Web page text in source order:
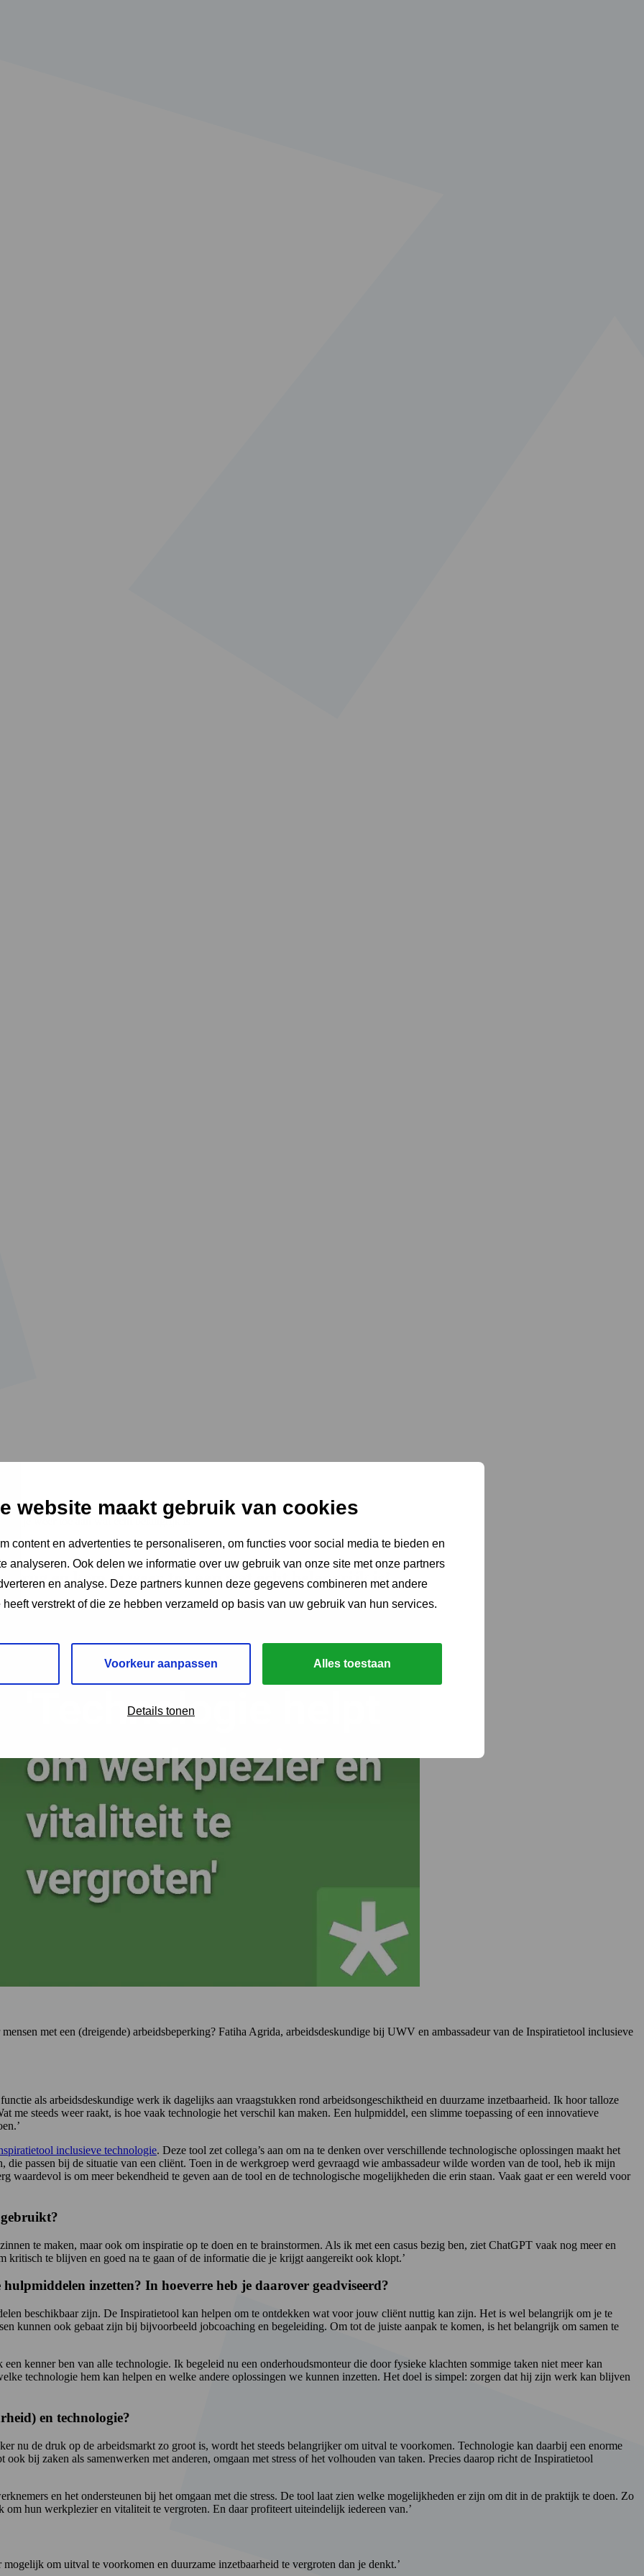
website maakt gebruik van cookies
content en advertenties te personaliseren, om functies voor social media te bieden en
analyseren. Ook delen we informatie over uw gebruik van onze site met onze partners
en analyse. Deze partners kunnen deze gegevens combineren met andere
verstrekt of die ze hebben verzameld op basis van uw gebruik van hun services.
Voorkeur aanpassen Alles toestaan
Details tonen
je weer toe aan wat echt belangrijk is’
en kom je weer toe aan wat echt belangrijk is’
met een (dreigende) arbeidsbeperking? Fatiha Agrida, arbeidsdeskundige bij UWV en ambassadeur van de Inspiratietool inclusieve
als arbeidsdeskundige werk ik dagelijks aan vraagstukken rond arbeidsongeschiktheid en duurzame inzetbaarheid. Ik hoor talloze
me steeds weer raakt, is hoe vaak technologie het verschil kan maken. Een hulpmiddel, een slimme toepassing of een innovatieve
inclusieve technologie. Deze tool zet collega’s aan om na te denken over verschillende technologische oplossingen maakt het
passen bij de situatie van een cliënt. Toen in de werkgroep werd gevraagd wie ambassadeur wilde worden van de tool, heb ik mijn
waardevol is om meer bekendheid te geven aan de tool en de technologische mogelijkheden die erin staan. Vaak gaat er een wereld voor
te maken, maar ook om inspiratie op te doen en te brainstormen. Als ik met een casus bezig ben, ziet ChatGPT vaak nog meer en
te blijven en goed na te gaan of de informatie die je krijgt aangereikt ook klopt.’
inzetten? In hoeverre heb je daarover geadviseerd?
beschikbaar zijn. De Inspiratietool kan helpen om te ontdekken wat voor jouw cliënt nuttig kan zijn. Het is wel belangrijk om je te
kunnen ook gebaat zijn bij bijvoorbeeld jobcoaching en begeleiding. Om tot de juiste aanpak te komen, is het belangrijk om samen te
kenner ben van alle technologie. Ik begeleid nu een onderhoudsmonteur die door fysieke klachten sommige taken niet meer kan
technologie hem kan helpen en welke andere oplossingen we kunnen inzetten. Het doel is simpel: zorgen dat hij zijn werk kan blijven
en technologie?
nu de druk op de arbeidsmarkt zo groot is, wordt het steeds belangrijker om uitval te voorkomen. Technologie kan daarbij een enorme
bij zaken als samenwerken met anderen, omgaan met stress of het volhouden van taken. Precies daarop richt de Inspiratietool
en het ondersteunen bij het omgaan met die stress. De tool laat zien welke mogelijkheden er zijn om dit in de praktijk te doen. Zo
hun werkplezier en vitaliteit te vergroten. En daar profiteert uiteindelijk iedereen van.’
om uitval te voorkomen en duurzame inzetbaarheid te vergroten dan je denkt.’